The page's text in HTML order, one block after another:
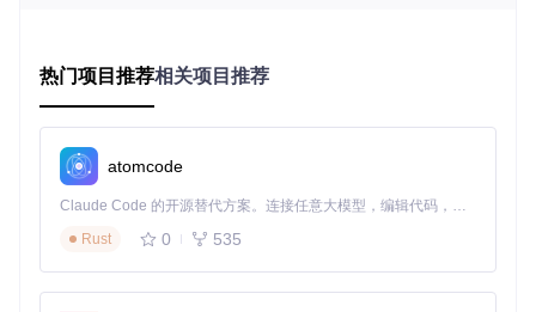
Nuxt 3 的服务端渲染（SSR）和服务器路由功能，为 AI 集成
新，提升用户体验。
热门项目推荐相关项目推荐
atomcode
Claude Code 的开源替代方案。连接任意大模型，编辑代码，运行命令，自动验证 — 全自动执行。用 Rust 构建，极致性能。 ｜ An open-source alternative to Claude Code. Connect any LLM, edit code, run commands, and verify changes — autonomously. Built in Rust for speed. Get Started
Rust
0 535